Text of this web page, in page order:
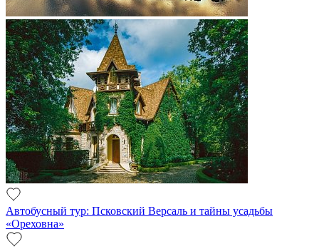
Автобусный тур: Псковский Версаль и тайны усадьбы
«Ореховна»